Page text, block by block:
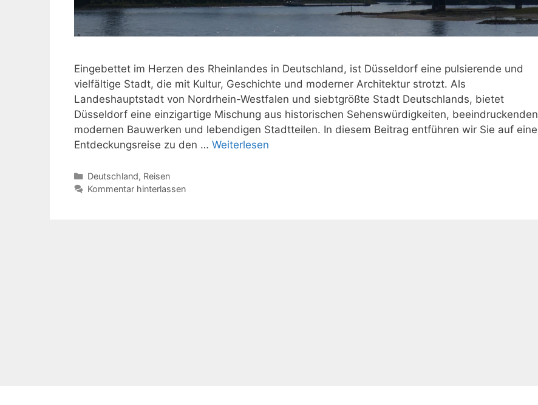
Eingebettet im Herzen des Rheinlandes in Deutschland, ist Düsseldorf eine pulsierende und
vielfältige Stadt, die mit Kultur, Geschichte und moderner Architektur strotzt. Als
Landeshauptstadt von Nordrhein-Westfalen und siebtgrößte Stadt Deutschlands, bietet
Düsseldorf eine einzigartige Mischung aus historischen Sehenswürdigkeiten, beeindruckenden
modernen Bauwerken und lebendigen Stadtteilen. In diesem Beitrag entführen wir Sie auf eine
Entdeckungsreise zu den … Weiterlesen
Kategorien
Deutschland, Reisen
Kommentar hinterlassen